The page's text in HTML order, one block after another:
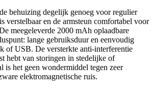
behuizing degelijk genoeg voor regulier
verstelbaar en de armsteun comfortabel voor
meegeleverde 2000 mAh oplaadbare
lange gebruiksduur en eenvoudig
of USB. De versterkte anti-interferentie
hebt van storingen in stedelijke of
is het geen wondermiddel tegen zeer
elektromagnetische ruis.